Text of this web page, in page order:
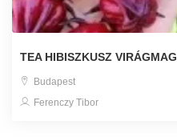
TEA HIBISZKUSZ VIRÁGMAG
Budapest
Ferenczy Tibor